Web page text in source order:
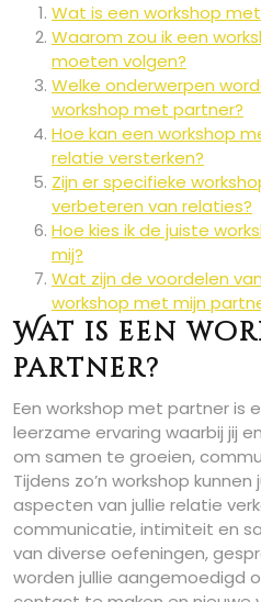
Wat is een workshop
Waarom zou ik een
moeten volgen?
Welke onderwerpen
workshop met partner?
Hoe kan een workshop
relatie versterken?
Zijn er specifieke
verbeteren van relaties?
Hoe kies ik de juiste
mij?
Wat zijn de voordelen
workshop met mijn
Wat is een
partner?
Een workshop met partner is
leerzame ervaring waarbij jij
om samen te groeien,
Tijdens zo’n workshop
aspecten van jullie relatie
communicatie, intimiteit en
van diverse oefeningen,
worden jullie aangemoedigd